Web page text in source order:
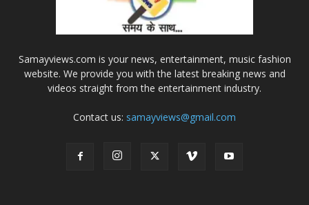
Samayviews.com is your news, entertainment, music fashion
website. We provide you with the latest breaking news and
videos straight from the entertainment industry.
Contact us: samayviews@gmail.com